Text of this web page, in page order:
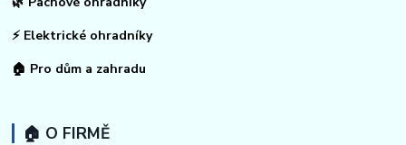
⚡ Elektrické ohradníky
🏠 Pro dům a zahradu
🏠 O FIRMĚ